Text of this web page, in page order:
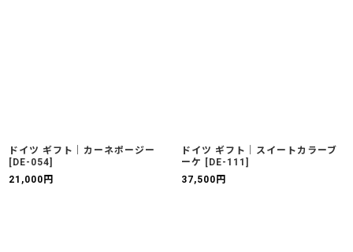
ドイツ ギフト｜カーネポージー
[ DE-054]
21,000 円
ドイツ ギフト｜スイートカラーブ
ーケ
[ DE-111 ]
37,500 円